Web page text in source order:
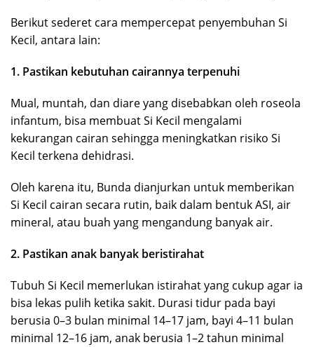
Berikut sederet cara mempercepat penyembuhan Si
Kecil, antara lain:
1. Pastikan kebutuhan cairannya terpenuhi
Mual, muntah, dan diare yang disebabkan oleh roseola
infantum, bisa membuat Si Kecil mengalami
kekurangan cairan sehingga meningkatkan risiko Si
Kecil terkena dehidrasi.
Oleh karena itu, Bunda dianjurkan untuk memberikan
Si Kecil cairan secara rutin, baik dalam bentuk ASI, air
mineral, atau buah yang mengandung banyak air.
2. Pastikan anak banyak beristirahat
Tubuh Si Kecil memerlukan istirahat yang cukup agar ia
bisa lekas pulih ketika sakit. Durasi tidur pada bayi
berusia 0–3 bulan minimal 14–17 jam, bayi 4–11 bulan
minimal 12–16 jam, anak berusia 1–2 tahun minimal